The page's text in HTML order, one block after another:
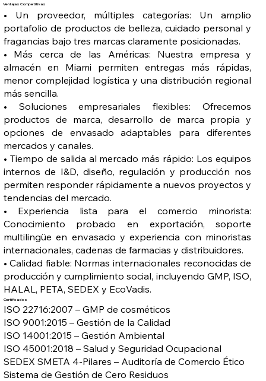
Ventajas Competitivas
• Un proveedor, múltiples categorías: Un amplio
portafolio de productos de belleza, cuidado personal y
fragancias bajo tres marcas claramente posicionadas.
• Más cerca de las Américas: Nuestra empresa y
almacén en Miami permiten entregas más rápidas,
menor complejidad logística y una distribución regional
más sencilla.
• Soluciones empresariales flexibles: Ofrecemos
productos de marca, desarrollo de marca propia y
opciones de envasado adaptables para diferentes
mercados y canales.
• Tiempo de salida al mercado más rápido: Los equipos
internos de I&D, diseño, regulación y producción nos
permiten responder rápidamente a nuevos proyectos y
tendencias del mercado.
• Experiencia lista para el comercio minorista:
Conocimiento probado en exportación, soporte
multilingüe en envasado y experiencia con minoristas
internacionales, cadenas de farmacias y distribuidores.
• Calidad fiable: Normas internacionales reconocidas de
producción y cumplimiento social, incluyendo GMP, ISO,
HALAL, PETA, SEDEX y EcoVadis.
Certificados
ISO 22716:2007 – GMP de cosméticos
ISO 9001:2015 – Gestión de la Calidad
ISO 14001:2015 – Gestión Ambiental
ISO 45001:2018 – Salud y Seguridad Ocupacional
SEDEX SMETA 4-Pilares – Auditoría de Comercio Ético
Sistema de Gestión de Cero Residuos